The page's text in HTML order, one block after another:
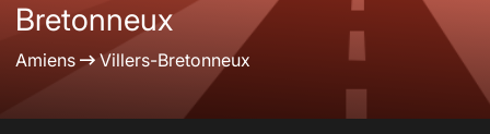
Bretonneux
Amiens Villers-Bretonneux